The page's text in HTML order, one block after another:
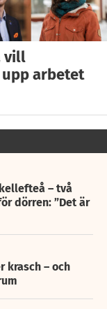
vill
arbetet
– två
dörren: ”Det är
– och